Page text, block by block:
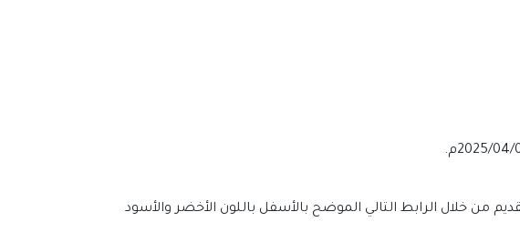
من خلال الرابط التالي الموضح بالأسفل باللون الأخضر والأسود